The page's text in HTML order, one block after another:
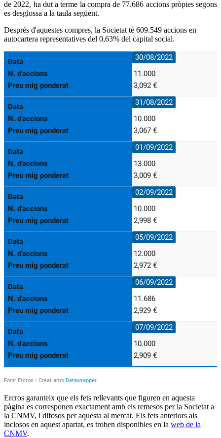
de 2022, ha dut a terme la compra de 77.686 accions pròpies segons
es desglossa a la taula següent.
Després d'aquestes compres, la Societat té 609.549 accions en
autocartera representatives del 0,63% del capital social.
Ercros garanteix que els fets rellevants que figuren en aquesta
pàgina es corresponen exactament amb els remesos per la Societat a
la CNMV, i difosos per aquesta al mercat. Els fets anteriors als
inclosos en aquest apartat, es troben disponibles en la web de la
CNMV.